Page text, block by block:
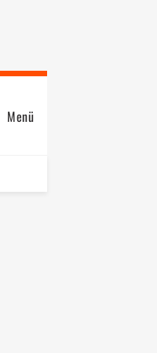
Menü